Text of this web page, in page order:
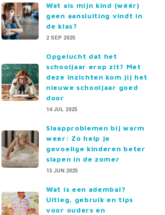
Wat als mijn kind (wéér)
geen aansluiting vindt in
de klas?
2 SEP 2025
Opgelucht dat het
schooljaar erop zit? Met
deze inzichten kom jij het
nieuwe schooljaar goed
door
14 JUL 2025
Slaapproblemen bij warm
weer: Zo help je
gevoelige kinderen beter
slapen in de zomer
13 JUN 2025
Wat is een adembal?
Uitleg, gebruik en tips
voor ouders en